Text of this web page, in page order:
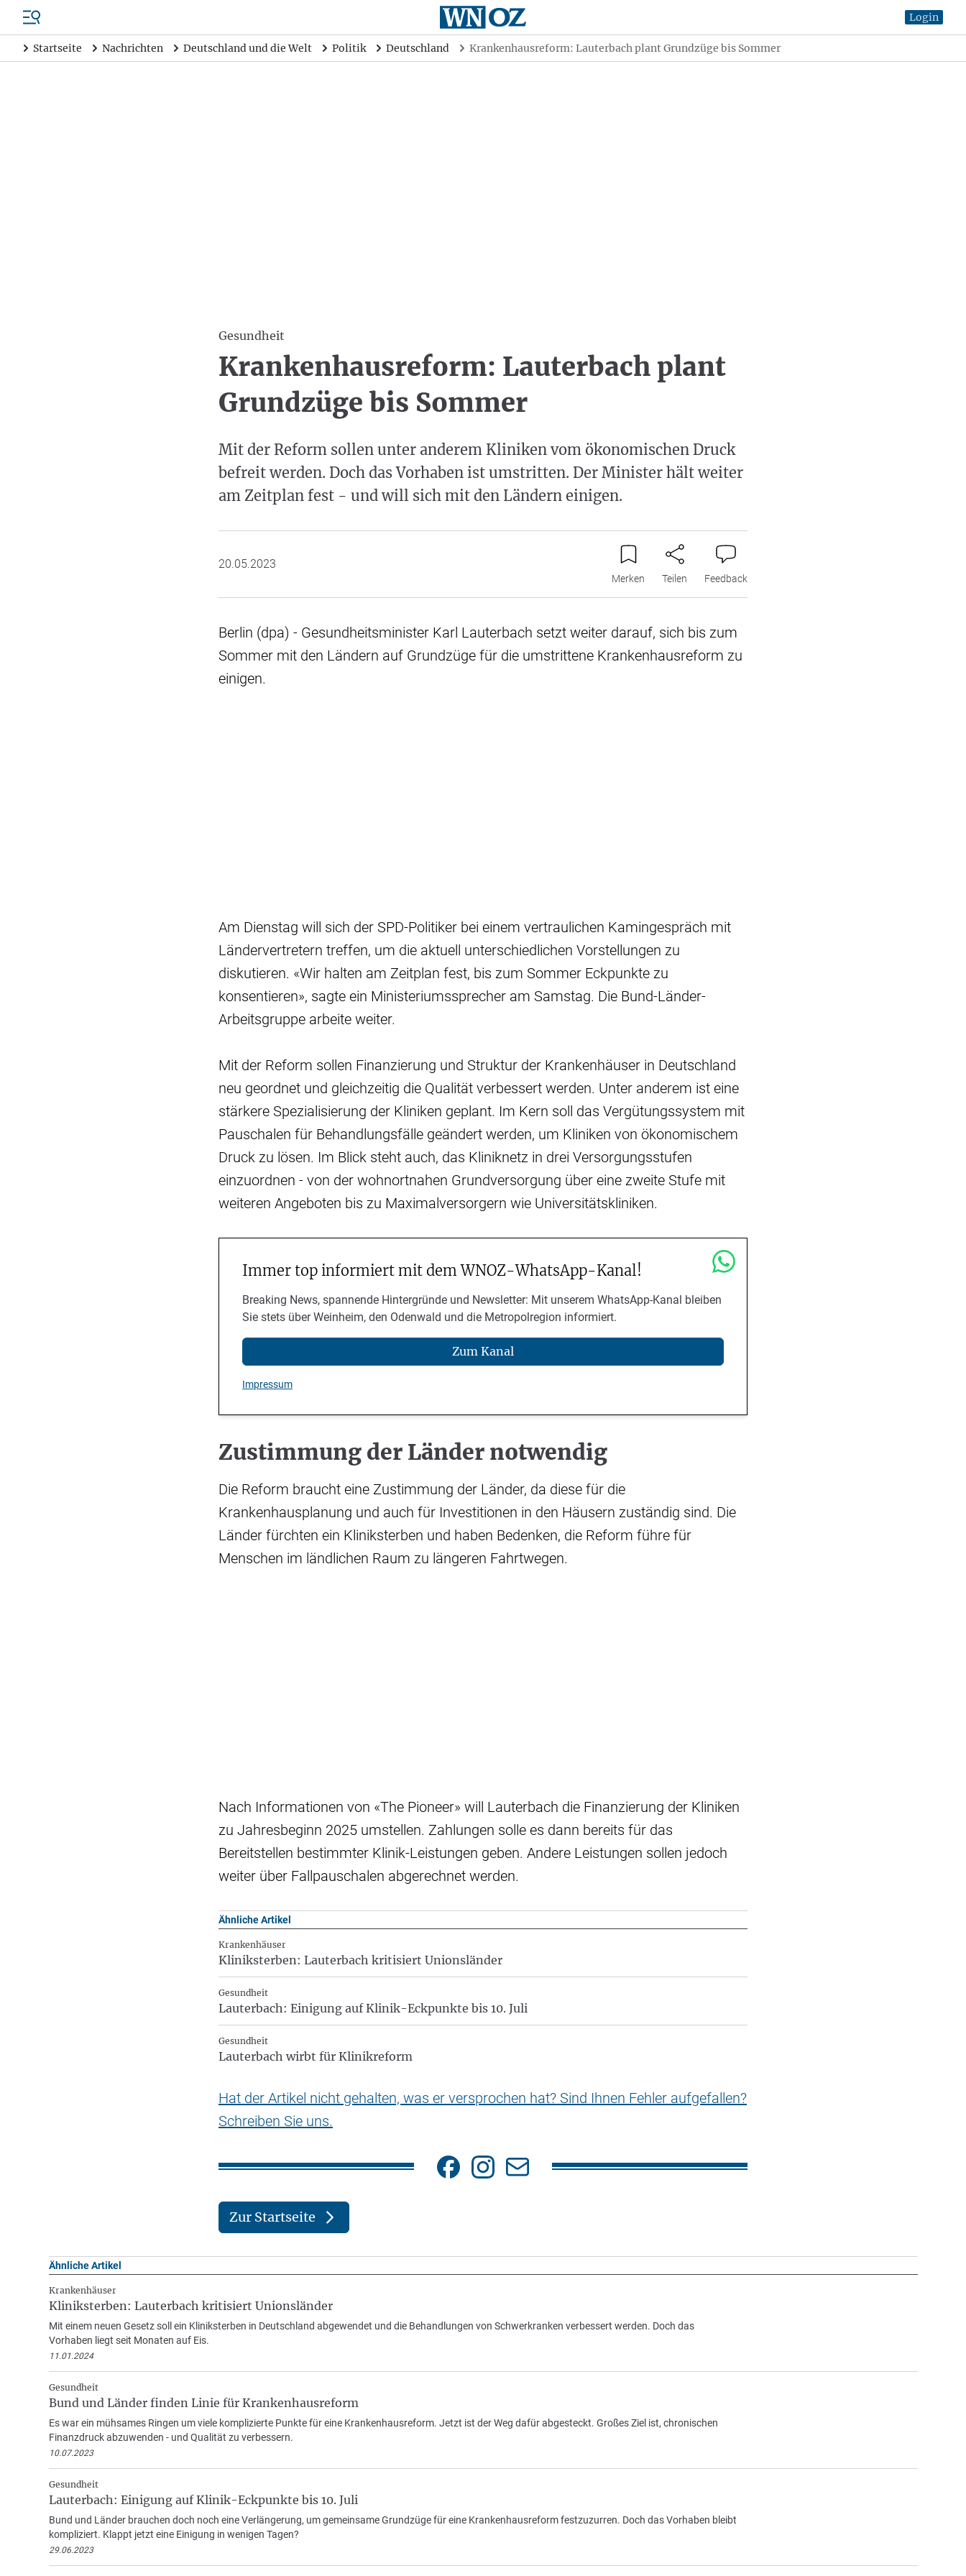
Login
Startseite Nachrichten Deutschland und die Welt Politik Deutschland Krankenhausreform: Lauterbach plant Grundzüge bis Sommer
Gesundheit
Krankenhausreform: Lauterbach plant
Grundzüge bis Sommer
Mit der Reform sollen unter anderem Kliniken vom ökonomischen Druck
befreit werden. Doch das Vorhaben ist umstritten. Der Minister hält weiter
am Zeitplan fest - und will sich mit den Ländern einigen.
20.05.2023
Merken Teilen Feedback
Berlin (dpa) - Gesundheitsminister Karl Lauterbach setzt weiter darauf, sich bis zum
Sommer mit den Ländern auf Grundzüge für die umstrittene Krankenhausreform zu
einigen.
Am Dienstag will sich der SPD-Politiker bei einem vertraulichen Kamingespräch mit
Ländervertretern treffen, um die aktuell unterschiedlichen Vorstellungen zu
diskutieren. «Wir halten am Zeitplan fest, bis zum Sommer Eckpunkte zu
konsentieren», sagte ein Ministeriumssprecher am Samstag. Die Bund-Länder-
Arbeitsgruppe arbeite weiter.
Mit der Reform sollen Finanzierung und Struktur der Krankenhäuser in Deutschland
neu geordnet und gleichzeitig die Qualität verbessert werden. Unter anderem ist eine
stärkere Spezialisierung der Kliniken geplant. Im Kern soll das Vergütungssystem mit
Pauschalen für Behandlungsfälle geändert werden, um Kliniken von ökonomischem
Druck zu lösen. Im Blick steht auch, das Kliniknetz in drei Versorgungsstufen
einzuordnen - von der wohnortnahen Grundversorgung über eine zweite Stufe mit
weiteren Angeboten bis zu Maximalversorgern wie Universitätskliniken.
Immer top informiert mit dem WNOZ-WhatsApp-Kanal!
Breaking News, spannende Hintergründe und Newsletter: Mit unserem WhatsApp-Kanal bleiben
Sie stets über Weinheim, den Odenwald und die Metropolregion informiert.
Zum Kanal
Impressum
Zustimmung der Länder notwendig
Die Reform braucht eine Zustimmung der Länder, da diese für die
Krankenhausplanung und auch für Investitionen in den Häusern zuständig sind. Die
Länder fürchten ein Kliniksterben und haben Bedenken, die Reform führe für
Menschen im ländlichen Raum zu längeren Fahrtwegen.
Nach Informationen von «The Pioneer» will Lauterbach die Finanzierung der Kliniken
zu Jahresbeginn 2025 umstellen. Zahlungen solle es dann bereits für das
Bereitstellen bestimmter Klinik-Leistungen geben. Andere Leistungen sollen jedoch
weiter über Fallpauschalen abgerechnet werden.
Ähnliche Artikel
Krankenhäuser
Kliniksterben: Lauterbach kritisiert Unionsländer
Gesundheit
Lauterbach: Einigung auf Klinik-Eckpunkte bis 10. Juli
Gesundheit
Lauterbach wirbt für Klinikreform
Hat der Artikel nicht gehalten, was er versprochen hat? Sind Ihnen Fehler aufgefallen?
Schreiben Sie uns.
Zur Startseite
Ähnliche Artikel
Krankenhäuser
Kliniksterben: Lauterbach kritisiert Unionsländer
Mit einem neuen Gesetz soll ein Kliniksterben in Deutschland abgewendet und die Behandlungen von Schwerkranken verbessert werden. Doch das
Vorhaben liegt seit Monaten auf Eis.
11.01.2024
Gesundheit
Bund und Länder finden Linie für Krankenhausreform
Es war ein mühsames Ringen um viele komplizierte Punkte für eine Krankenhausreform. Jetzt ist der Weg dafür abgesteckt. Großes Ziel ist, chronischen
Finanzdruck abzuwenden - und Qualität zu verbessern.
10.07.2023
Gesundheit
Lauterbach: Einigung auf Klinik-Eckpunkte bis 10. Juli
Bund und Länder brauchen doch noch eine Verlängerung, um gemeinsame Grundzüge für eine Krankenhausreform festzuzurren. Doch das Vorhaben bleibt
kompliziert. Klappt jetzt eine Einigung in wenigen Tagen?
29.06.2023